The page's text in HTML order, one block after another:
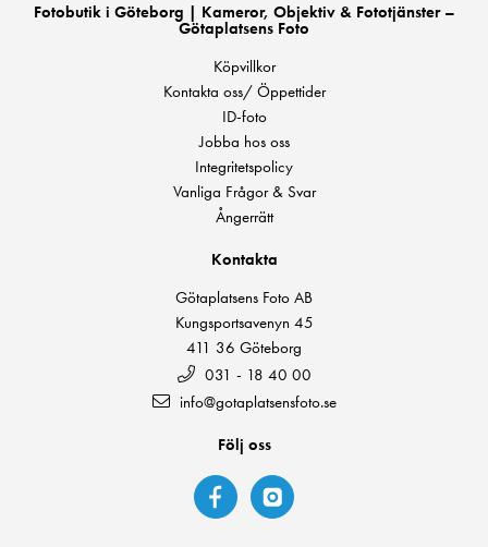
Fotobutik i Göteborg | Kameror, Objektiv & Fototjänster –
Götaplatsens Foto
Köpvillkor
Kontakta oss/ Öppettider
ID-foto
Jobba hos oss
Integritetspolicy
Vanliga Frågor & Svar
Ångerrätt
Kontakta
Götaplatsens Foto AB
Kungsportsavenyn 45
411 36 Göteborg
031 - 18 40 00
info@gotaplatsensfoto.se
Följ oss